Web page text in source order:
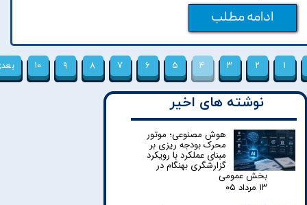
ادامه مطلب
۱ ۲ ۳ ۴ ۵ ۶ ۷ ۸ ۹ ۱۰
نوشته های اخیر
هوش مصنوعی؛ موتور
محرک بودجه ریزی بر
مبنای عملکرد با رویکرد
گزارشگری بهنگام در
بخش عمومی
۱۳ مرداد ۰۵